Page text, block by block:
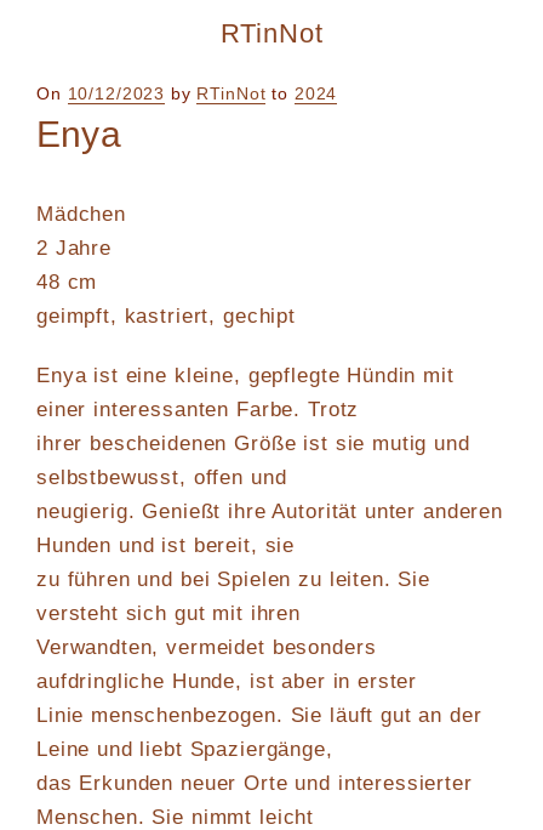
RTinNot
On Posted
10/12/2023 by RTinNot to 2024
Enya
Mädchen
2 Jahre
48 cm
geimpft, kastriert, gechipt
Enya ist eine kleine, gepflegte Hündin mit
einer interessanten Farbe. Trotz
ihrer bescheidenen Größe ist sie mutig und
selbstbewusst, offen und
neugierig. Genießt ihre Autorität unter anderen
Hunden und ist bereit, sie
zu führen und bei Spielen zu leiten. Sie
versteht sich gut mit ihren
Verwandten, vermeidet besonders
aufdringliche Hunde, ist aber in erster
Linie menschenbezogen. Sie läuft gut an der
Leine und liebt Spaziergänge,
das Erkunden neuer Orte und interessierter
Menschen. Sie nimmt leicht